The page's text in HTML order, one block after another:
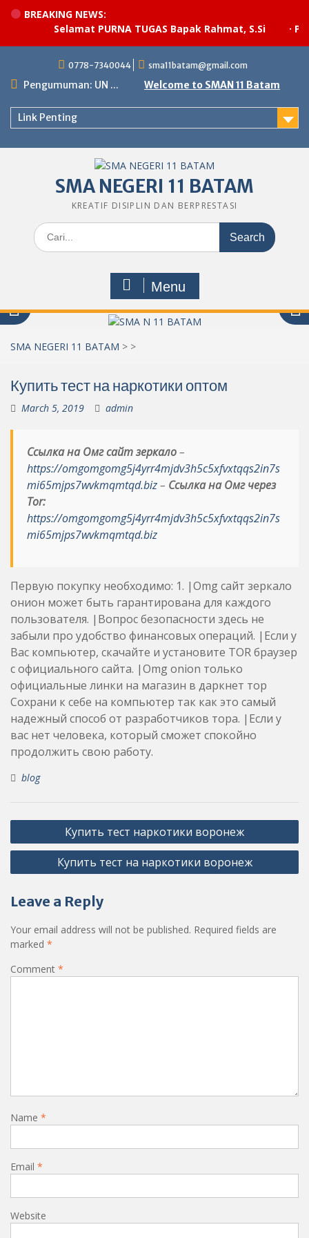
BREAKING NEWS:
Selamat PURNA TUGAS Bapak Rahmat, S.Si
content
0778-7340044 sma11batam@gmail.com
Pengumuman: UN ... Welcome to SMAN 11 Batam
Link Penting
SMA NEGERI 11 BATAM
KREATIF DISIPLIN DAN BERPRESTASI
Search
for:
Menu
SMA NEGERI 11 BATAM > >
Купить тест на наркотики оптом
March 5, 2019 admin
Ссылка на Омг сайт зеркало–
https://omgomgomg5j4yrr4mjdv3h5c5xfvxtqqs2in7s
mi65mjps7wvkmqmtqd.biz– Ссылка на Омг через
Tor:
https://omgomgomg5j4yrr4mjdv3h5c5xfvxtqqs2in7s
mi65mjps7wvkmqmtqd.biz
Первую покупку необходимо: 1. |Omg сайт зеркало
онион может быть гарантирована для каждого
пользователя. |Вопрос безопасности здесь не
забыли про удобство финансовых операций. |Если у
Вас компьютер, скачайте и установите TOR браузер
с официального сайта. |Omg onion только
официальные линки на магазин в даркнет тор
Сохрани к себе на компьютер так как это самый
надежный способ от разработчиков тора. |Если у
вас нет человека, который сможет спокойно
продолжить свою работу.
blog
Post
navigation
Купить тест наркотики воронеж
Купить тест на наркотики воронеж
Leave a Reply
Your email address will not be published. Required fields are
marked *
Comment *
Name *
Email *
Website